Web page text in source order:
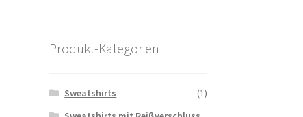
Produkt-Kategorien
Sweatshirts
(1)